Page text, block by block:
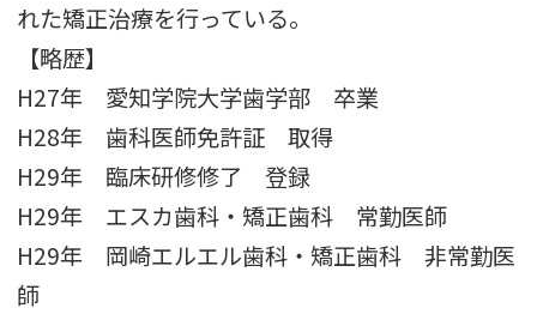
れた矯正治療を行っている。
【略歴】
H27年 愛知学院大学歯学部 卒業
H28年 歯科医師免許証 取得
H29年 臨床研修修了 登録
H29年 エスカ歯科・矯正歯科 常勤医師
H29年 岡崎エルエル歯科・矯正歯科 非常勤医
師